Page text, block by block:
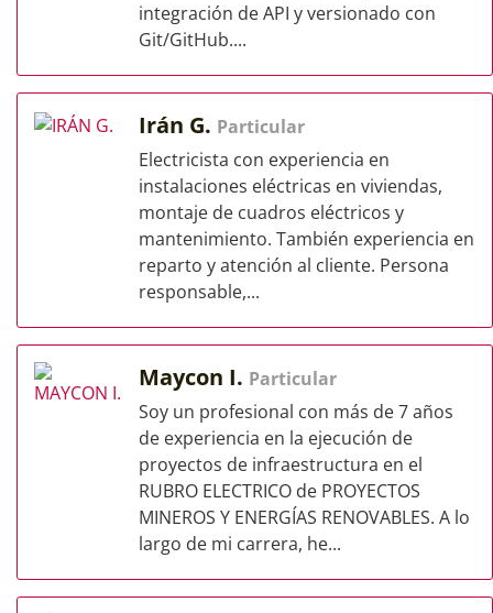
integración de API y versionado con
Git/GitHub....
Irán G. Particular
Electricista con experiencia en
instalaciones eléctricas en viviendas,
montaje de cuadros eléctricos y
mantenimiento. También experiencia en
reparto y atención al cliente. Persona
responsable,...
Maycon I. Particular
Soy un profesional con más de 7 años
de experiencia en la ejecución de
proyectos de infraestructura en el
RUBRO ELECTRICO de PROYECTOS
MINEROS Y ENERGÍAS RENOVABLES. A lo
largo de mi carrera, he...